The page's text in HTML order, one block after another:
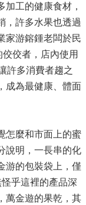
工的健康食材，
，許多水果也透過
家游鎔鍾老闆於民
佼者，店內使用
許多消費者趨之
成為最健康、體面
怎麼和市面上的蜜
說明，一長串的化
游的包裝袋上，僅
乎這裡的產品深
萬金遊的果乾，其